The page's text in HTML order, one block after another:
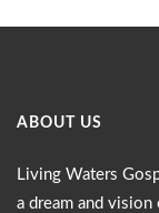
ABOUT US
Living Waters
a dream and